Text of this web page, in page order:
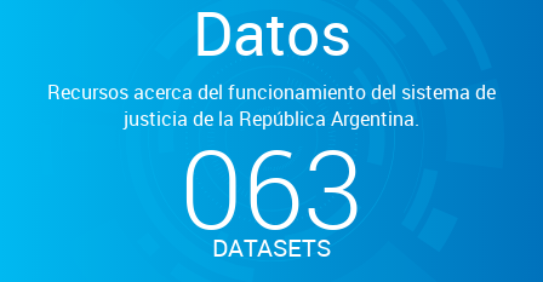
Datos
Recursos acerca del funcionamiento del sistema de
justicia de la República Argentina.
063
DATASETS